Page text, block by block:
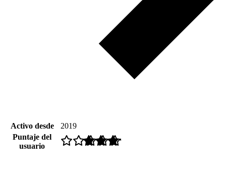
Activo desde
2019
Puntaje del
usuario